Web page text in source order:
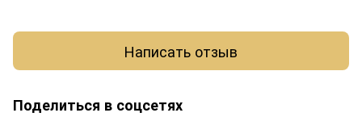
Написать отзыв
Поделиться в соцсетях